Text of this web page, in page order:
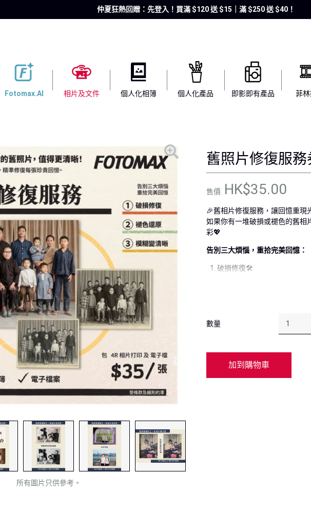
仲夏狂熱回贈：先登入！買滿 $120 送 $15｜滿 $250 送 $40！
Fotomax.AI 相片及文件 個人化相簿 個人化產品 即影即有產品 菲
所有圖片只供參考。
舊照片修復服務
售價 HK$35.00
🎉舊相片修復服務，讓回憶重現
如果你有一堆破損或褪色的舊相
彩💖
告別三大煩惱，重拾完美回憶：
破損修復🛠️
重現你的珍貴回憶，每張只需
採用先進人工智能 (AI) 技術
數量
加到購物車